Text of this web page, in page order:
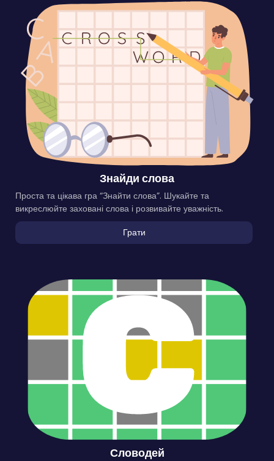
Знайди слова
Проста та цікава гра “Знайти слова”. Шукайте та
викреслюйте заховані слова і розвивайте уважність.
Грати
Словодей